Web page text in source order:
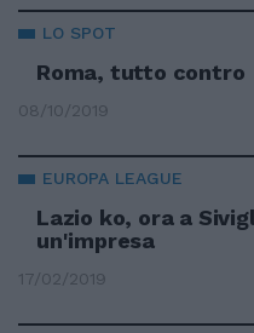
LO SPOT
Roma, tutto contro
08/10/2019
EUROPA LEAGUE
Lazio ko, ora a
un'impresa
17/02/2019